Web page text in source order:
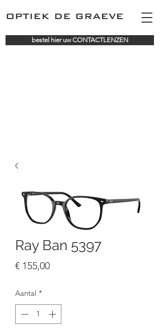
OPTIEK DE GRAEVE
bestel hier uw CONTACTLENZEN
Ray Ban 5397
€ 155,00Prijs
Aantal *